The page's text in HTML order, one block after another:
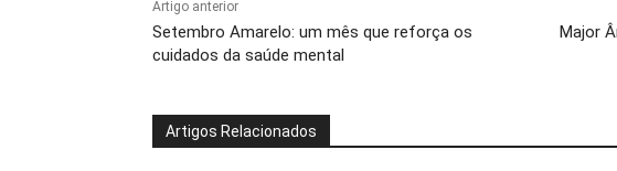
Artigo anterior
Setembro Amarelo: um mês que reforça os
cuidados da saúde mental
Major
Artigos Relacionados